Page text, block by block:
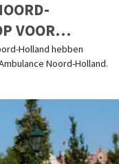
VOOR
NOORD-
Holland hebben
Noord-Holland.